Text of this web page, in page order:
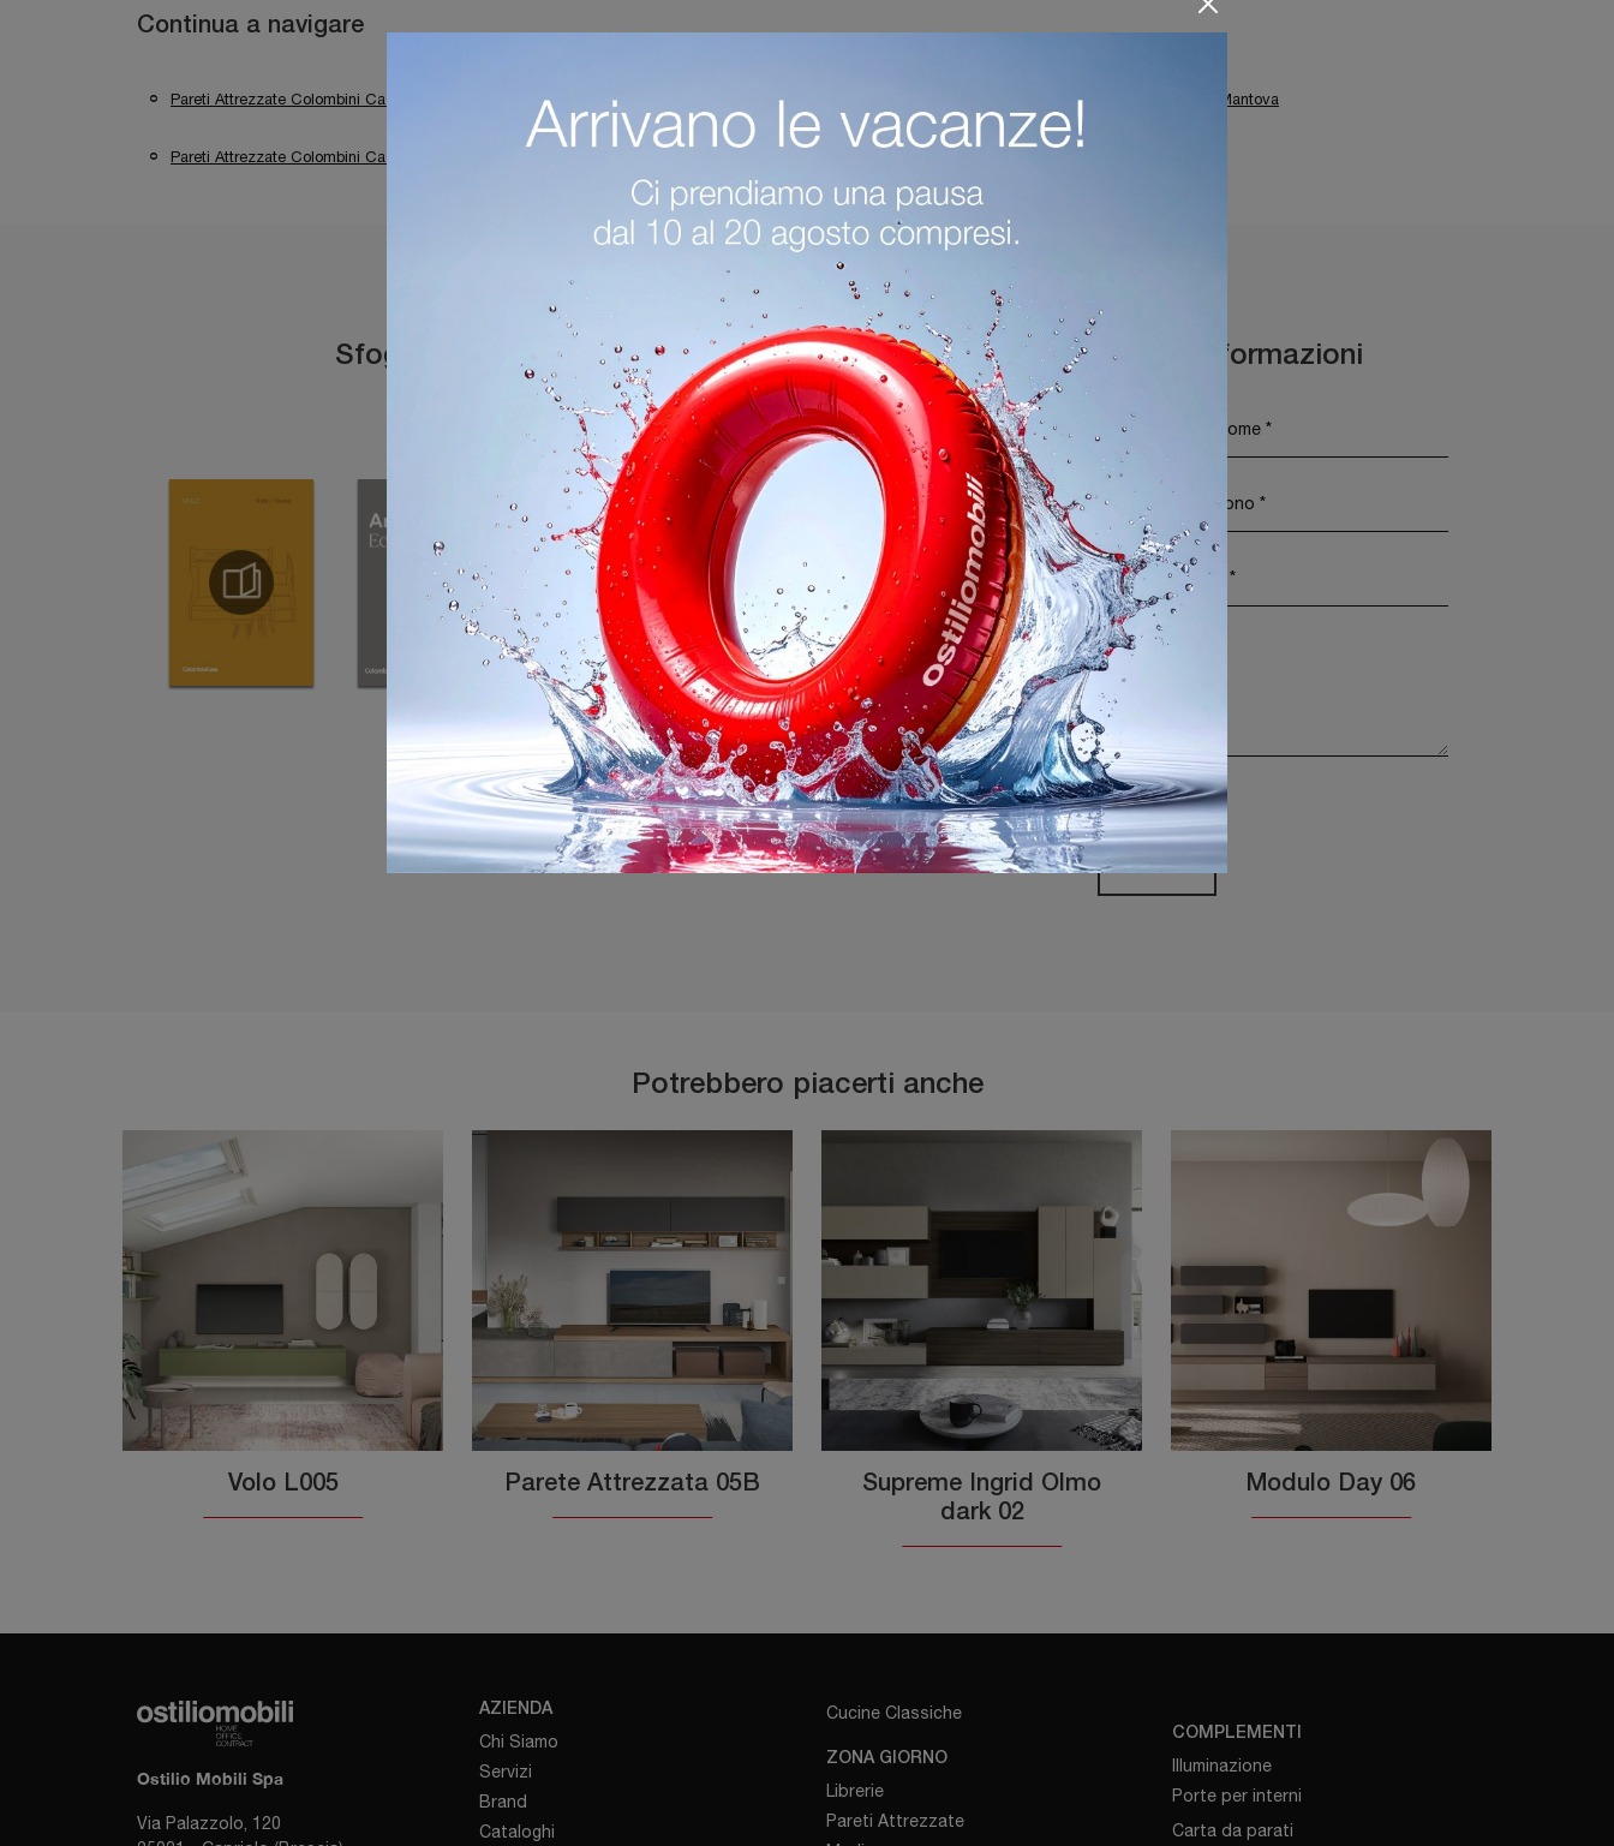
Continua a navigare
Pareti Attrezzate Colombini Casa Brescia Pareti Attrezzate Colombini Casa Desenzano Del Garda Pareti Attrezzate Colombini Casa Mantova
Pareti Attrezzate Colombini Casa Bergamo
Sfoglia i cataloghi Richiedi Maggiori Informazioni
Ho preso visione dellaPrivacy Policy
Invia
Potrebbero piacerti anche
Volo L005 Parete Attrezzata 05B
Supreme Ingrid Olmo
dark 02
Modulo Day 06
Ostilio Mobili Spa
Via Palazzolo, 120
AZIENDA
Chi Siamo
Servizi
Brand
Cataloghi
Cucine Classiche
ZONA GIORNO
Librerie
Pareti Attrezzate
COMPLEMENTI
Illuminazione
Porte per interni
Carta da parati